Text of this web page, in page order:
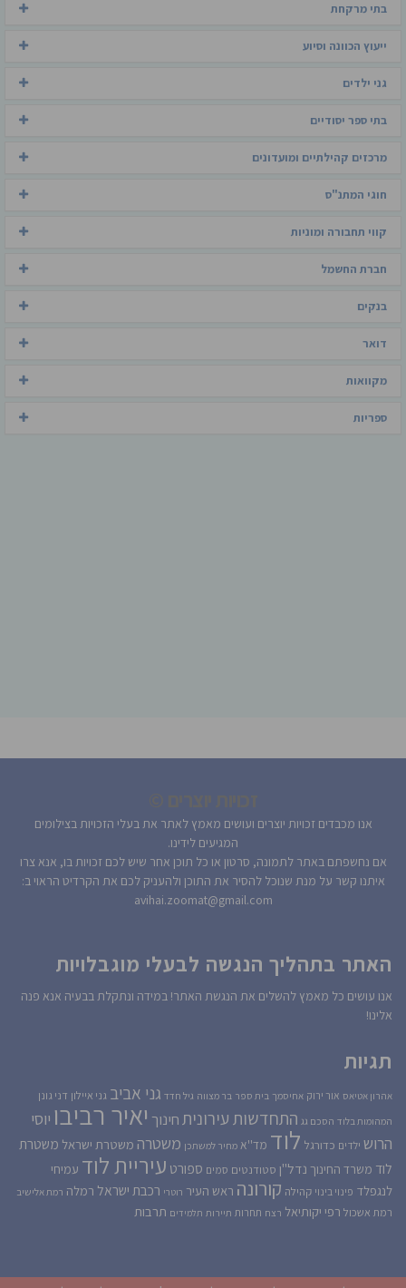
בתי מרקחת
ייעוץ הכוונה וסיוע
גני ילדים
בתי ספר יסודיים
מרכזים קהילתיים ומועדונים
חוגי המתנ"ס
קווי תחבורה ומוניות
חברת החשמל
בנקים
דואר
מקוואות
ספריות
אנו מכבדים זכויות יוצרים ועושים מאמץ לאתר את בעלי הזכויות בצילומים
המגיעים לידינו.
אם נחשפתם באתר לתמונה, סרטון או כל תוכן אחר שיש לכם זכויות בו, אנא צרו
איתנו קשר על מנת שנוכל להסיר את התוכן ולהעניק לכם את הקרדיט הראוי ב:
avihai.zoomat@gmail.com
האתר בתהליך הנגשה לבעלי מוגבלויות
אנו עושים כל מאמץ להשלים את הנגשת האתר! במידה ונתקלת בבעיה אנא פנה
אלינו!
תגיות
אהרון אטיאס אור ירוק אחיסמך בית ספר בר מצווה גיל חדד גני אביב גני איילון דני גונן
המהומות בלוד הסכם גג התחדשות עירוניתחינוך יאיר רביבו יוסי
הרוש ילדים כדורגל לוד מד''א מחיר למשתכן משטרה משטרת ישראל משטרת
לוד משרד החינוך נדל''ן סטודנטים סמים ספורט עיריית לוד עמיחי
לנגפלד פינוי בינוי קהילה קורונה ראש העיר רוטרי רכבת ישראל רמלה רמת אלישיב
רמת אשכול רפי יקותיאל רצח תחרות תיירות תלמידים תרבות